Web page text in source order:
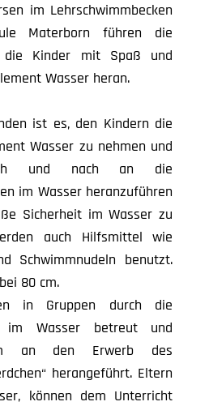
im Lehrschwimmbecken
Materborn führen die
die Kinder mit Spaß und
Wasser heran.
ist es, den Kindern die
Wasser zu nehmen und
und nach an die
im Wasser heranzuführen
Sicherheit im Wasser zu
auch Hilfsmittel wie
Schwimmnudeln benutzt.
80 cm.
in Gruppen durch die
im Wasser betreut und
an den Erwerb des
herangeführt. Eltern
können dem Unterricht